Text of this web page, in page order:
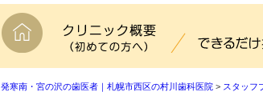
クリニック概
発寒南・宮の沢の歯医者｜札幌市西区の村川歯科医院 > スタッフ